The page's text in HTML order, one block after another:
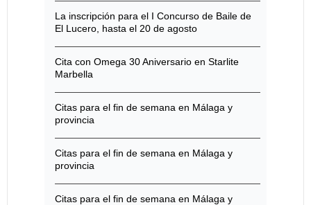
La inscripción para el I Concurso de Baile de
El Lucero, hasta el 20 de agosto
Cita con Omega 30 Aniversario en Starlite
Marbella
Citas para el fin de semana en Málaga y
provincia
Citas para el fin de semana en Málaga y
provincia
Citas para el fin de semana en Málaga y